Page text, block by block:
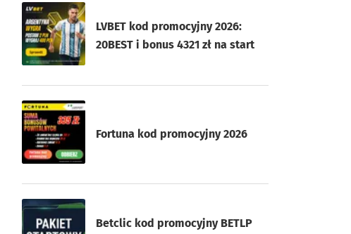
LVBET kod promocyjny 2026:
20BEST i bonus 4321 zł na start
Fortuna kod promocyjny 2026
Betclic kod promocyjny BETLP